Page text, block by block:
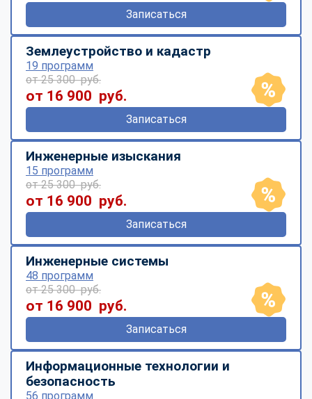
Записаться
Землеустройство и кадастр
19 программ
от 25 300 руб.
от 16 900 руб.
Записаться
Инженерные изыскания
15 программ
от 25 300 руб.
от 16 900 руб.
Записаться
Инженерные системы
48 программ
от 25 300 руб.
от 16 900 руб.
Записаться
Информационные технологии и
безопасность
56 программ